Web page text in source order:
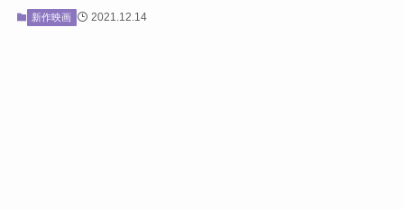
新作映画 2021.12.14